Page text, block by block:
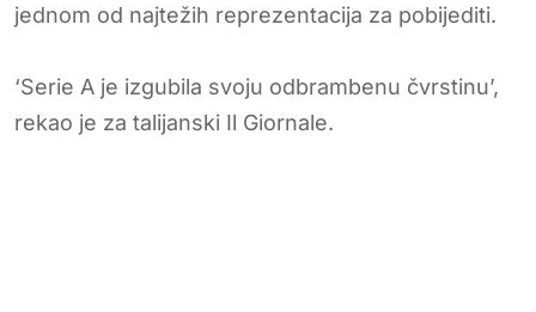
jednom od najtežih reprezentacija za pobijediti.
‘Serie A je izgubila svoju odbrambenu čvrstinu’,
rekao je za talijanski Il Giornale.